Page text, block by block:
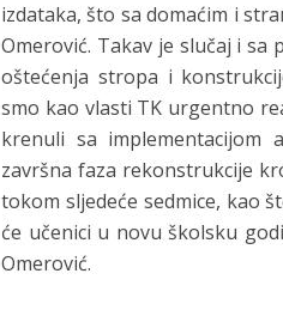
izdataka, što sa domaćim i
Omerović. Takav je slučaj i sa
oštećenja stropa i
smo kao vlasti TK urgentno
krenuli sa implementacijom
završna faza rekonstrukcije
tokom sljedeće sedmice, kao
će učenici u novu školsku
Omerović.